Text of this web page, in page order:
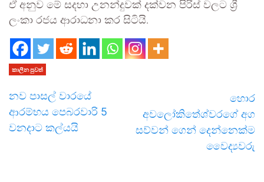
ඒ අනුව මේ සදහා උනන්දුවක් දක්වන පිරිස් වලට ශ්‍රී
ලංකා රජය ආරාධනා කර සිටියි.
කාලීන පුවත්
නව පාසල් වාරයේ
ආරම්භය පෙබරවාරි 5
වනදාට කල්යයි
හොර
අවලෝකිතේශ්වරගේ අග
සව්වන් ගෙන් දෙන්නෙක්ම
වෛද්‍යවරු